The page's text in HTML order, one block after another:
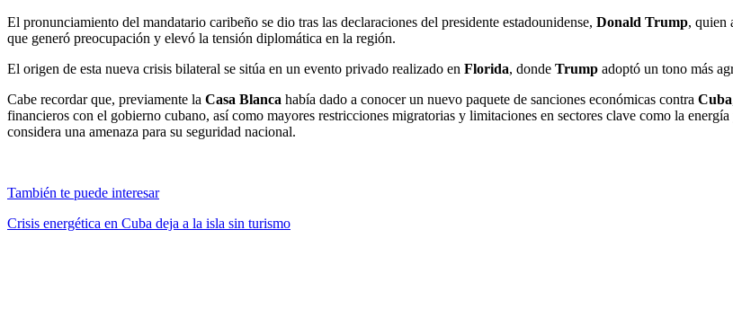
El pronunciamiento del mandatario caribeño se dio tras las declaraciones del presidente estadounidense, Donald Trump, quien
que generó preocupación y elevó la tensión diplomática en la región.
El origen de esta nueva crisis bilateral se sitúa en un evento privado realizado en Florida, donde Trump adoptó un tono más
Cabe recordar que, previamente la Casa Blanca había dado a conocer un nuevo paquete de sanciones económicas contra Cuba
financieros con el gobierno cubano, así como mayores restricciones migratorias y limitaciones en sectores clave como la
considera una amenaza para su seguridad nacional.
También te puede interesar
Crisis energética en Cuba deja a la isla sin turismo